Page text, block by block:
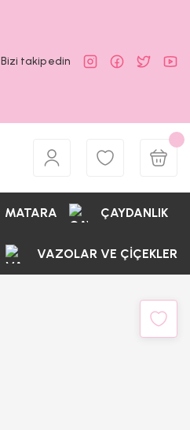
Bizi takip edin
MATARA ÇAYDANLIK
VAZOLAR VE ÇİÇEKLER